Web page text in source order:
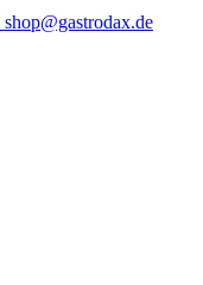
shop@gastrodax.de